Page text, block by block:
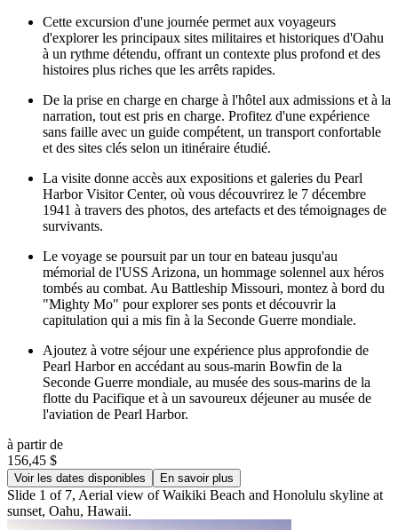
Cette excursion d'une journée permet aux voyageurs
d'explorer les principaux sites militaires et historiques d'Oahu
à un rythme détendu, offrant un contexte plus profond et des
histoires plus riches que les arrêts rapides.
De la prise en charge en charge à l'hôtel aux admissions et à la
narration, tout est pris en charge. Profitez d'une expérience
sans faille avec un guide compétent, un transport confortable
et des sites clés selon un itinéraire étudié.
La visite donne accès aux expositions et galeries du Pearl
Harbor Visitor Center, où vous découvrirez le 7 décembre
1941 à travers des photos, des artefacts et des témoignages de
survivants.
Le voyage se poursuit par un tour en bateau jusqu'au
mémorial de l'USS Arizona, un hommage solennel aux héros
tombés au combat. Au Battleship Missouri, montez à bord du
"Mighty Mo" pour explorer ses ponts et découvrir la
capitulation qui a mis fin à la Seconde Guerre mondiale.
Ajoutez à votre séjour une expérience plus approfondie de
Pearl Harbor en accédant au sous-marin Bowfin de la
Seconde Guerre mondiale, au musée des sous-marins de la
flotte du Pacifique et à un savoureux déjeuner au musée de
l'aviation de Pearl Harbor.
à partir de
156,45 $
Voir les dates disponibles En savoir plus
Slide 1 of 7, Aerial view of Waikiki Beach and Honolulu skyline at
sunset, Oahu, Hawaii.